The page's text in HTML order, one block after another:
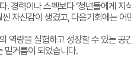
력이나 스펙보다 ‘청년들에게
자신감이 생겼고, 다음기회에는
량을 실험하고 성장할 수 있는
밑거름이 되었습니다.